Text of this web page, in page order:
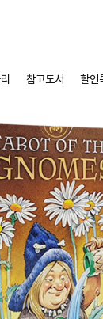
참고도서 할인